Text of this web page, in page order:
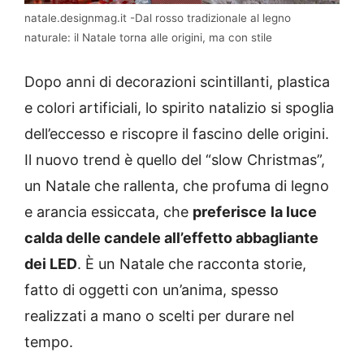
natale.designmag.it -Dal rosso tradizionale al legno
naturale: il Natale torna alle origini, ma con stile
Dopo anni di decorazioni scintillanti, plastica
e colori artificiali, lo spirito natalizio si spoglia
dell’eccesso e riscopre il fascino delle origini.
Il nuovo trend è quello del “slow Christmas”,
un Natale che rallenta, che profuma di legno
e arancia essiccata, che preferisce la luce
calda delle candele all’effetto abbagliante
dei LED. È un Natale che racconta storie,
fatto di oggetti con un’anima, spesso
realizzati a mano o scelti per durare nel
tempo.